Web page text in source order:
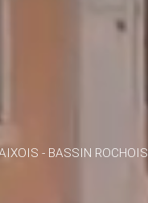
- BASSIN ROCHOIS